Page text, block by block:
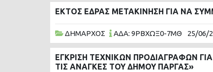
ΕΚΤΟΣ ΕΔΡΑΣ ΜΕΤΑΚΙΝΗΣΗ ΓΙΑ ΝΑ
ΔΗΜΑΡΧΟΣ ΑΔΑ: 9ΡΒΧΩΞ0-7ΜΘ 25/06/
ΕΓΚΡΙΣΗ ΤΕΧΝΙΚΩΝ ΠΡΟΔΙΑΓΡΑΦΩΝ
ΤΙΣ ΑΝΑΓΚΕΣ ΤΟΥ ΔΗΜΟΥ ΠΑΡΓΑΣ»